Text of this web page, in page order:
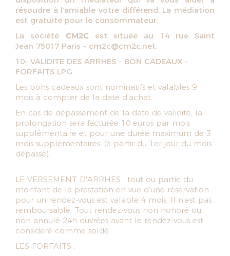
résoudre à l’amiable votre différend. La médiation
est gratuite pour le consommateur.
La société CM2C est située au 14 rue Saint
Jean 75017 Paris - cm2c@cm2c.net.
10- VALIDITE DES ARRHES - BON CADEAUX -
FORFAITS LPG
Les bons cadeaux sont nominatifs et valables 9
mois à compter de la date d’achat.
En cas de dépassement de la date de validité, la
prolongation sera facturée 10 euros par mois
supplémentaire et pour une durée maximum de 3
mois supplémentaires. (à partir du 1er jour du mois
dépassé).
LE VERSEMENT D'ARRHES : tout ou partie du
montant de la prestation en vue d'une réservation
pour un rendez-vous est valable 4 mois. Il n'est pas
remboursable. Tout rendez-vous non honoré ou
non annulé 24h ouvrées avant le rendez-vous est
considéré comme soldé.
LES FORFAITS :